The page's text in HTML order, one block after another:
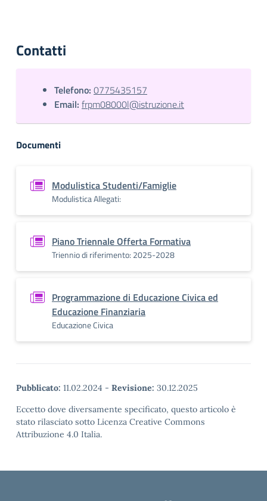
Contatti
Telefono: 0775435157
Email: frpm08000l@istruzione.it
Documenti
Modulistica Studenti/Famiglie
Modulistica Allegati:
Piano Triennale Offerta Formativa
Triennio di riferimento: 2025-2028
Programmazione di Educazione Civica ed
Educazione Finanziaria
Educazione Civica
Pubblicato: 11.02.2024 - Revisione: 30.12.2025
Eccetto dove diversamente specificato, questo articolo è
stato rilasciato sotto Licenza Creative Commons
Attribuzione 4.0 Italia.